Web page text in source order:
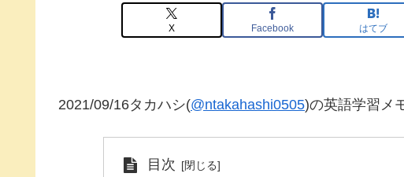
X Facebook はてブ
2021/09/16タカハシ(@ntakahashi0505)の英語学習メ
目次